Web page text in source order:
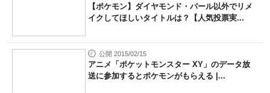
【ポケモン】ダイヤモンド・パール以外でリメ
イクしてほしいタイトルは？【人気投票実...
公開 2015/02/15
アニメ「ポケットモンスター XY」のデータ放
送に参加するとポケモンがもらえる |...